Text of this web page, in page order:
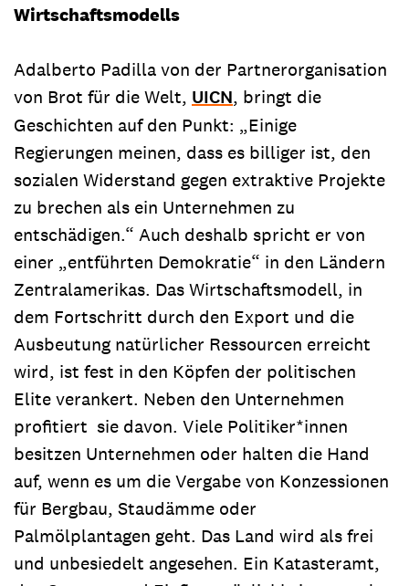
Wirtschaftsmodells
Adalberto Padilla von der Partnerorganisation
von Brot für die Welt, UICN, bringt die
Geschichten auf den Punkt: „Einige
Regierungen meinen, dass es billiger ist, den
sozialen Widerstand gegen extraktive Projekte
zu brechen als ein Unternehmen zu
entschädigen.“ Auch deshalb spricht er von
einer „entführten Demokratie“ in den Ländern
Zentralamerikas. Das Wirtschaftsmodell, in
dem Fortschritt durch den Export und die
Ausbeutung natürlicher Ressourcen erreicht
wird, ist fest in den Köpfen der politischen
Elite verankert. Neben den Unternehmen
profitiert sie davon. Viele Politiker*innen
besitzen Unternehmen oder halten die Hand
auf, wenn es um die Vergabe von Konzessionen
für Bergbau, Staudämme oder
Palmölplantagen geht. Das Land wird als frei
und unbesiedelt angesehen. Ein Katasteramt,